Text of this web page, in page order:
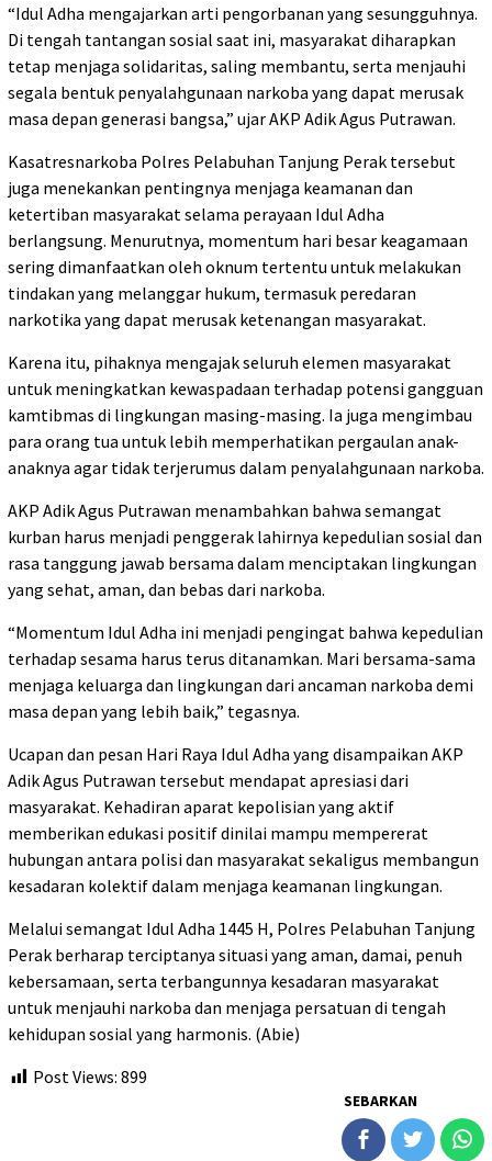
“Idul Adha mengajarkan arti pengorbanan yang sesungguhnya.
Di tengah tantangan sosial saat ini, masyarakat diharapkan
tetap menjaga solidaritas, saling membantu, serta menjauhi
segala bentuk penyalahgunaan narkoba yang dapat merusak
masa depan generasi bangsa,” ujar AKP Adik Agus Putrawan.
Kasatresnarkoba Polres Pelabuhan Tanjung Perak tersebut
juga menekankan pentingnya menjaga keamanan dan
ketertiban masyarakat selama perayaan Idul Adha
berlangsung. Menurutnya, momentum hari besar keagamaan
sering dimanfaatkan oleh oknum tertentu untuk melakukan
tindakan yang melanggar hukum, termasuk peredaran
narkotika yang dapat merusak ketenangan masyarakat.
Karena itu, pihaknya mengajak seluruh elemen masyarakat
untuk meningkatkan kewaspadaan terhadap potensi gangguan
kamtibmas di lingkungan masing-masing. Ia juga mengimbau
para orang tua untuk lebih memperhatikan pergaulan anak-
anaknya agar tidak terjerumus dalam penyalahgunaan narkoba.
AKP Adik Agus Putrawan menambahkan bahwa semangat
kurban harus menjadi penggerak lahirnya kepedulian sosial dan
rasa tanggung jawab bersama dalam menciptakan lingkungan
yang sehat, aman, dan bebas dari narkoba.
“Momentum Idul Adha ini menjadi pengingat bahwa kepedulian
terhadap sesama harus terus ditanamkan. Mari bersama-sama
menjaga keluarga dan lingkungan dari ancaman narkoba demi
masa depan yang lebih baik,” tegasnya.
Ucapan dan pesan Hari Raya Idul Adha yang disampaikan AKP
Adik Agus Putrawan tersebut mendapat apresiasi dari
masyarakat. Kehadiran aparat kepolisian yang aktif
memberikan edukasi positif dinilai mampu mempererat
hubungan antara polisi dan masyarakat sekaligus membangun
kesadaran kolektif dalam menjaga keamanan lingkungan.
Melalui semangat Idul Adha 1445 H, Polres Pelabuhan Tanjung
Perak berharap terciptanya situasi yang aman, damai, penuh
kebersamaan, serta terbangunnya kesadaran masyarakat
untuk menjauhi narkoba dan menjaga persatuan di tengah
kehidupan sosial yang harmonis. (Abie)
Post Views: 899
SEBARKAN